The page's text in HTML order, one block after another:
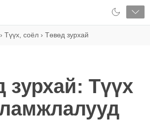
› Түүх, соёл › Төвөд зурхай
зурхай: Түүх